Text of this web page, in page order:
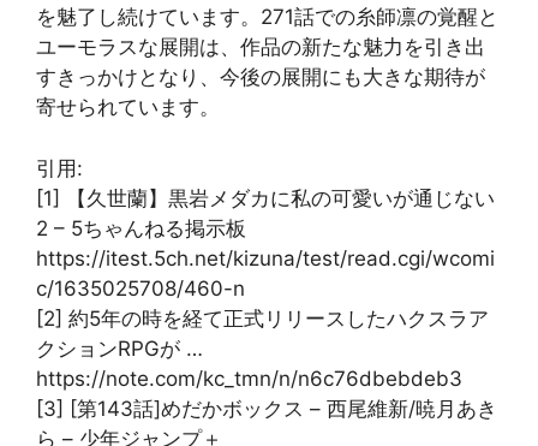
を魅了し続けています。271話での糸師凛の覚醒と
ユーモラスな展開は、作品の新たな魅力を引き出
すきっかけとなり、今後の展開にも大きな期待が
寄せられています。
引用:
[1] 【久世蘭】黒岩メダカに私の可愛いが通じない
2 – 5ちゃんねる掲示板
https://itest.5ch.net/kizuna/test/read.cgi/wcomi
c/1635025708/460-n
[2] 約5年の時を経て正式リリースしたハクスラア
クションRPGが …
https://note.com/kc_tmn/n/n6c76dbebdeb3
[3] [第143話]めだかボックス – 西尾維新/暁月あき
ら – 少年ジャンプ＋